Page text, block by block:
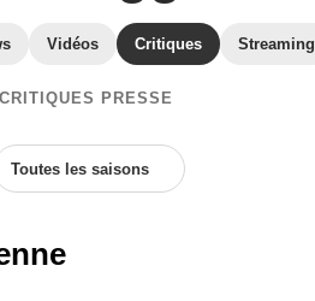
Vidéos Critiques Streaming
CRITIQUES PRESSE
Toutes les saisons